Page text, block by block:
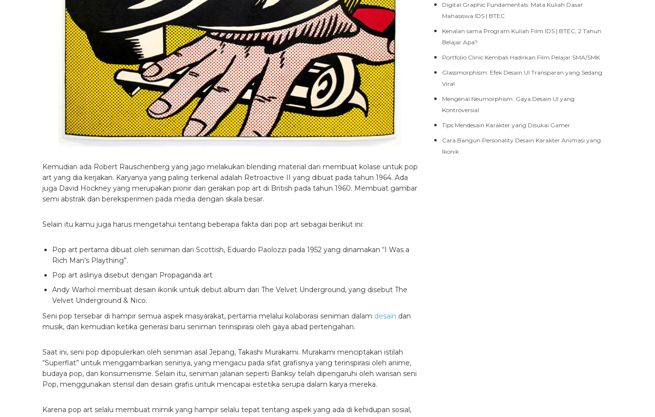
Kemudian ada Robert Rauschenberg yang jago melakukan blending material dan membuat kolase untuk pop
art yang dia kerjakan. Karyanya yang paling terkenal adalah Retroactive II yang dibuat pada tahun 1964. Ada
juga David Hockney yang merupakan pionir dari gerakan pop art di British pada tahun 1960. Membuat gambar
semi abstrak dan bereksperimen pada media dengan skala besar.
Selain itu kamu juga harus mengetahui tentang beberapa fakta dari pop art sebagai berikut ini:
Pop art pertama dibuat oleh seniman dari Scottish, Eduardo Paolozzi pada 1952 yang dinamakan “I Was a
Rich Man’s Plaything”.
Pop art aslinya disebut dengan Propaganda art
Andy Warhol membuat desain ikonik untuk debut album dari The Velvet Underground, yang disebut The
Velvet Underground & Nico.
Seni pop tersebar di hampir semua aspek masyarakat, pertama melalui kolaborasi seniman dalam desain dan
musik, dan kemudian ketika generasi baru seniman terinspirasi oleh gaya abad pertengahan.
Saat ini, seni pop dipopulerkan oleh seniman asal Jepang, Takashi Murakami. Murakami menciptakan istilah
“Superflat” untuk menggambarkan seninya, yang mengacu pada sifat grafisnya yang terinspirasi oleh anime,
budaya pop, dan konsumerisme. Selain itu, seniman jalanan seperti Banksy telah dipengaruhi oleh warisan seni
Pop, menggunakan stensil dan desain grafis untuk mencapai estetika serupa dalam karya mereka.
Karena pop art selalu membuat mimik yang hampir selalu tepat tentang aspek yang ada di kehidupan sosial,
Digital Graphic Fundamentals: Mata Kuliah Dasar
Mahasiswa IDS | BTEC
Kenalan sama Program Kuliah Film IDS | BTEC, 2 Tahun
Belajar Apa?
Portfolio Clinic Kembali Hadirkan Film Pelajar SMA/SMK
Glassmorphism: Efek Desain UI Transparan yang Sedang
Viral
Mengenal Neumorphism: Gaya Desain UI yang
Kontroversial
Tips Mendesain Karakter yang Disukai Gamer
Cara Bangun Personality Desain Karakter Animasi yang
Ikonik